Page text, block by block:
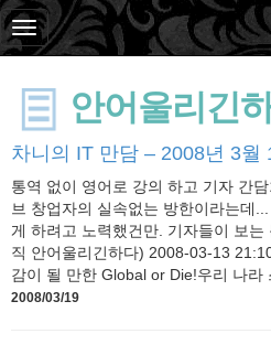
안어울리긴
차니의 IT 만담 – 2008년 3월
통역 없이 영어로 강의 하고 기자 간
브 창업자의 실속없는 방한이라는데
게 하려고 노력했건만. 기자들이 보
직 안어울리긴하다) 2008-03-13
감이 될 만한 Global or Die!우리 나라
2008/03/19